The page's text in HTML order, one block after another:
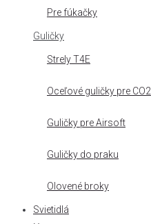
Pre fúkačky
Guličky
Strely T4E
Oceľové guličky pre CO2
Guličky pre Airsoft
Guličky do praku
Olovené broky
Svietidlá